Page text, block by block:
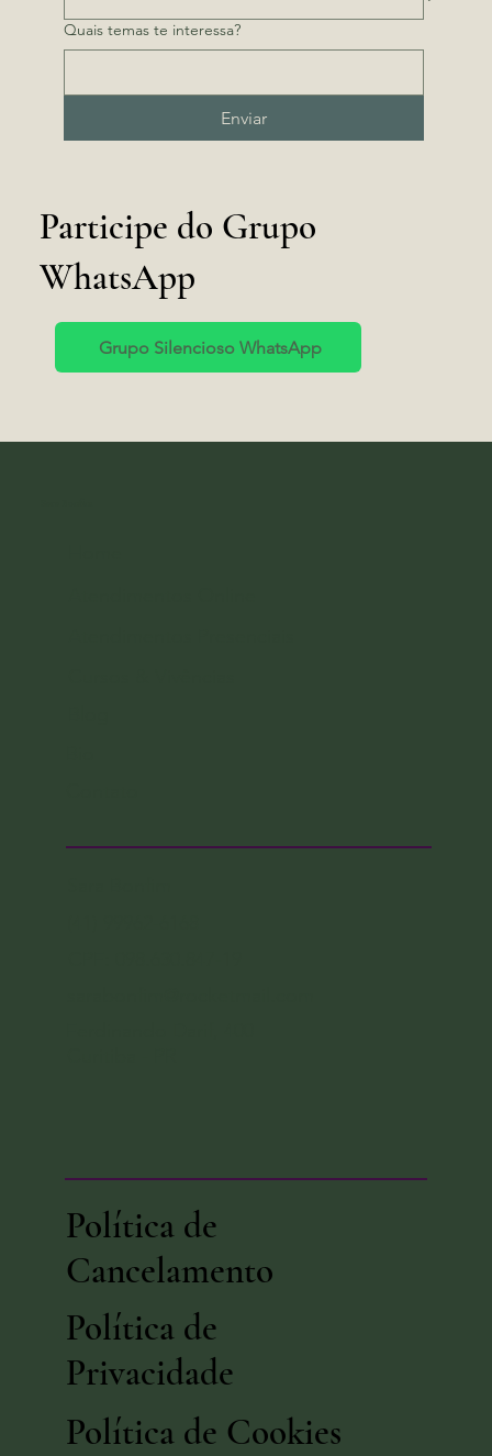
Quais temas te interessa?
Enviar
Participe do Grupo
WhatsApp
Grupo Silencioso WhatsApp
Política de Cookies
Política de
Privacidade
Política de
Cancelamento